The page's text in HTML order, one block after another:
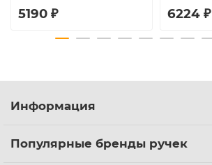
5190 ₽ 6224 ₽
Информация
Популярные бренды ручек